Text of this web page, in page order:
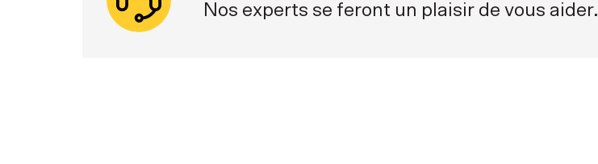
Nos experts se feront un plaisir de vous aider.